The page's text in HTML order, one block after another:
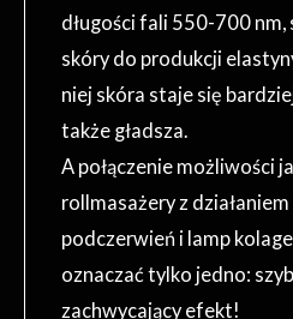
długości fali 550-700
skóry do produkcji
niej skóra staje się
także gładsza.
A połączenie możliwości
rollmasażery z działaniem
podczerwień i lamp
oznaczać tylko jedno:
zachwycający efekt!